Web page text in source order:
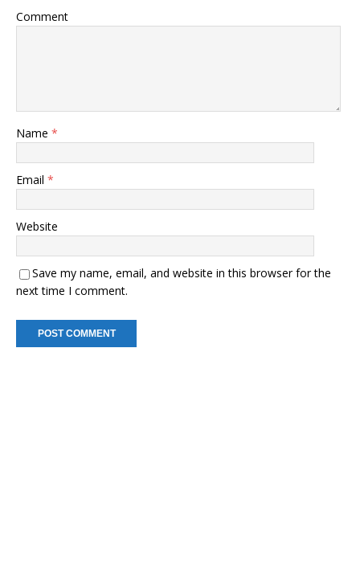
Comment
Name *
Email *
Website
Save my name, email, and website in this browser for the
next time I comment.